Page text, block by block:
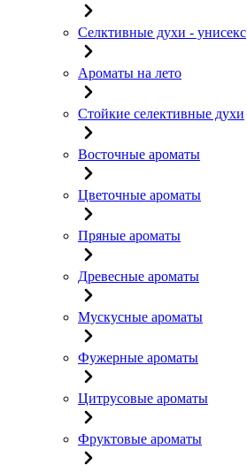
Селктивные духи - унисекс
Ароматы на лето
Стойкие селективные духи
Восточные ароматы
Цветочные ароматы
Пряные ароматы
Древесные ароматы
Мускусные ароматы
Фужерные ароматы
Цитрусовые ароматы
Фруктовые ароматы